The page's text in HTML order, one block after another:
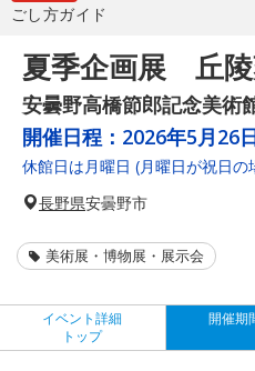
ごし方ガイド
夏季企画展 丘
安曇野高橋節郎記念美術
開催日程： 2026年5月26
休館日は月曜日 (月曜日が祝日の
長野県安曇野市
美術展・博物展・展示会
イベント詳細
トップ
開催期